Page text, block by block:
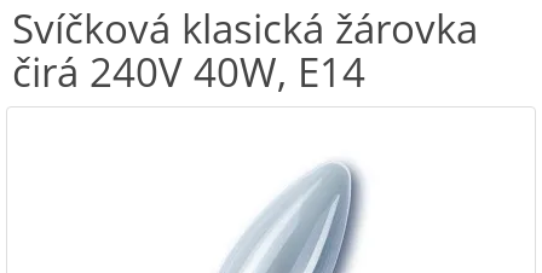
Svíčková klasická žárovka
čirá 240V 40W, E14